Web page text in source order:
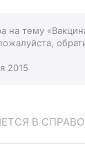
на тему
2015
В